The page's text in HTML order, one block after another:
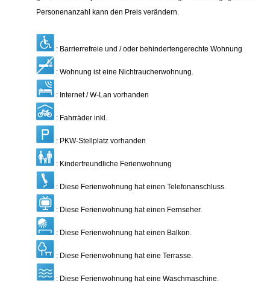
Personenanzahl kann den Preis verändern.
: Barrierrefreie und / oder behindertengerechte Wohnung
: Wohnung ist eine Nichtraucherwohnung.
: Internet / W-Lan vorhanden
: Fahrräder inkl.
: PKW-Stellplatz vorhanden
: Kinderfreundliche Ferienwohnung
: Diese Ferienwohnung hat einen Telefonanschluss.
: Diese Ferienwohnung hat einen Fernseher.
: Diese Ferienwohnung hat einen Balkon.
: Diese Ferienwohnung hat eine Terrasse.
: Diese Ferienwohnung hat eine Waschmaschine.